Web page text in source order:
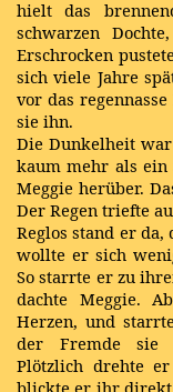
hielt das
schwarzen
Erschrocken
sich viele Jahre
vor das
sie ihn.
Die Dunkelheit
kaum mehr als ein
Meggie herüber.
Der Regen triefte
Reglos stand er
wollte er sich
So starrte er zu
dachte Meggie.
Herzen, und
der Fremde sie
Plötzlich drehte
blickte er ihr direkt